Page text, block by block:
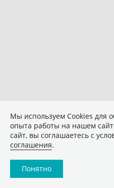
Мы используем Сookies для
опыта работы на нашем
сайт, вы соглашаетесь с
соглашения.
Понятно